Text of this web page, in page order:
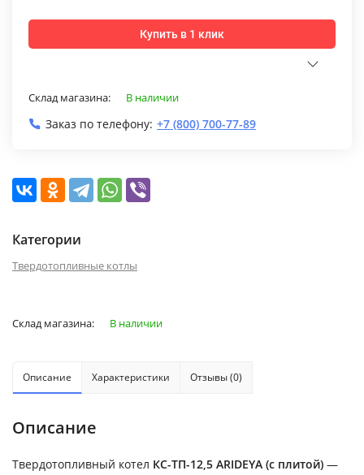
Купить в 1 клик
Склад магазина: В наличии
Заказ по телефону: +7 (800) 700-77-89
Категории
Твердотопливные котлы
Склад магазина: В наличии
Описание Характеристики Отзывы (0)
Описание
Твердотопливный котел КС-ТП-12,5 ARIDEYA (с плитой) —